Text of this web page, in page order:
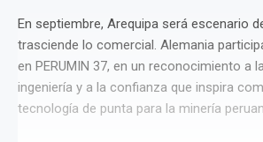
En septiembre, Arequipa será escenario
trasciende lo comercial. Alemania
en PERUMIN 37, en un reconocimiento a
ingeniería y a la confianza que inspira
tecnología de punta para la minería